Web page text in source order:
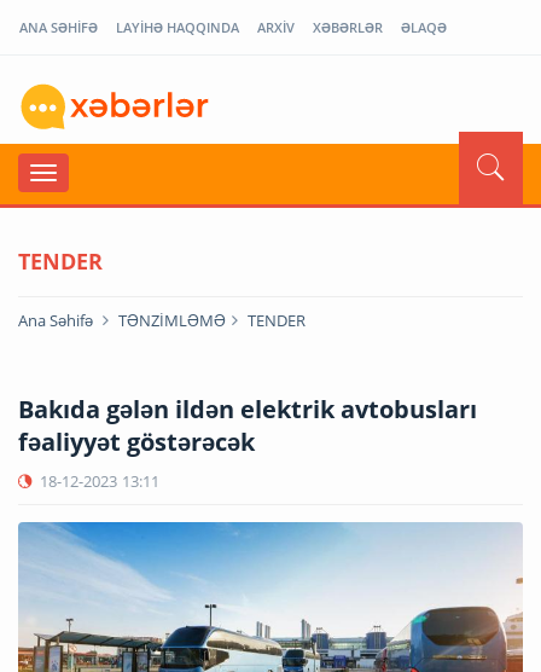
ANA SƏHİFƏ LAYİHƏ HAQQINDA ARXİV XƏBƏRLƏR ƏLAQƏ
TENDER
Ana Səhifə TƏNZİMLƏMƏ TENDER
Bakıda gələn ildən elektrik avtobusları
fəaliyyət göstərəcək
18-12-2023 13:11